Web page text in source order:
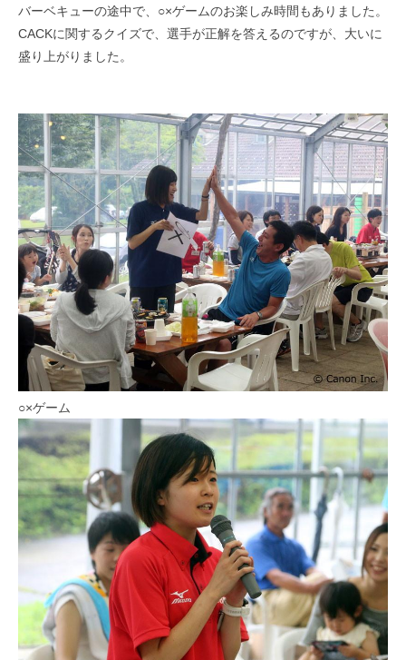
バーベキューの途中で、○×ゲームのお楽しみ時間もありました。
CACKに関するクイズで、選手が正解を答えるのですが、大いに
盛り上がりました。
○×ゲーム